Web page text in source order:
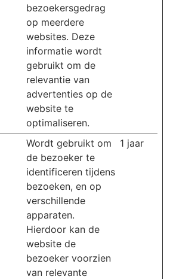
bezoekersgedrag
op meerdere
websites. Deze
informatie wordt
gebruikt om de
relevantie van
advertenties op de
website te
optimaliseren.
Wordt gebruikt om
de bezoeker te
identificeren tijdens
bezoeken, en op
verschillende
apparaten.
Hierdoor kan de
website de
bezoeker voorzien
van relevante
1 jaar